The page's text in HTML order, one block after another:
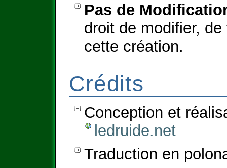
Pas de
droit de modifier, de
cette création.
Crédits
Conception et
ledruide.net
Traduction en